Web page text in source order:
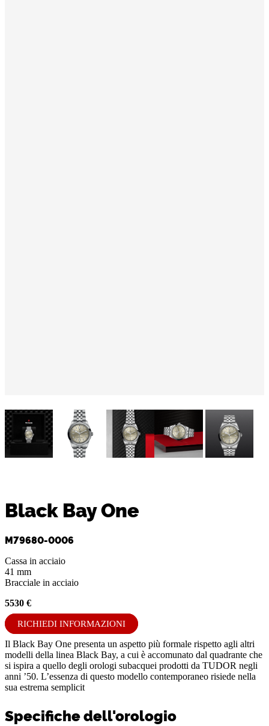
Black Bay One
M79680-0006
Cassa in acciaio
41 mm
Bracciale in acciaio
5530 €
RICHIEDI INFORMAZIONI
Il Black Bay One presenta un aspetto più formale rispetto agli altri
modelli della linea Black Bay, a cui è accomunato dal quadrante che
si ispira a quello degli orologi subacquei prodotti da TUDOR negli
anni ’50. L’essenza di questo modello contemporaneo risiede nella
sua estrema semplicit
Specifiche dell'orologio